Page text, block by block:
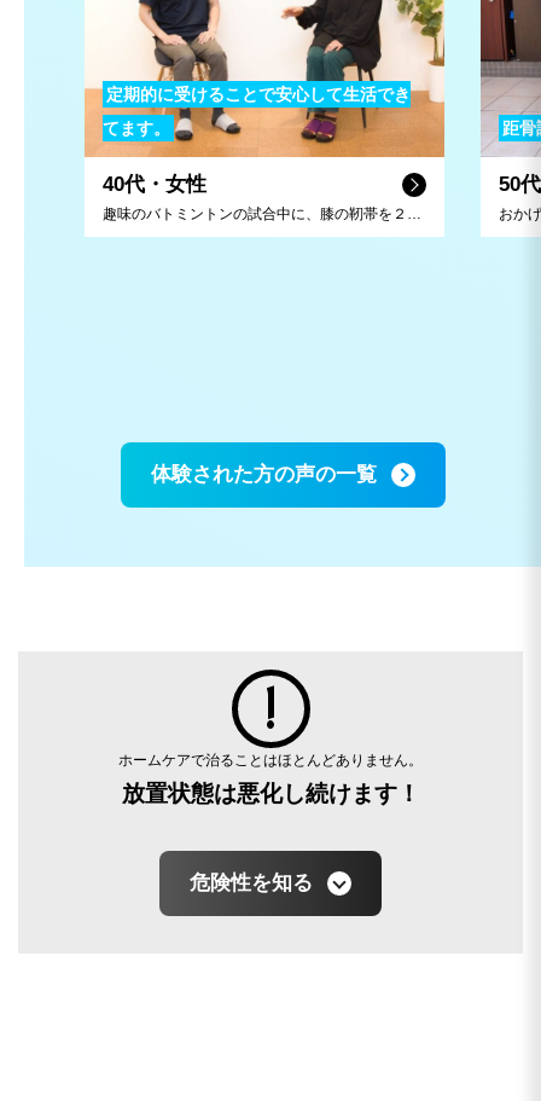
定期的に受けることで安心して生活でき
てます。
40代・女性
趣味のバトミントンの試合中に、膝の靭帯を２本損傷してしまい、即病院送りに。リハビリにも取り組んでいましたが、怪我前の状態には戻らず、「このまま治らないのかな・・・。」と不安を抱えていました。そんな時距骨サロンを見つけ、足の専門的な話や治療プランを提案していただき、継続的に利用することで改善が見られるようになりました。 今では定期メンテナンスをしてもらい、趣味のバドミントンを続けることができています！先生今後もよろしくお願いしています。
距骨
50
体験された方の声の一覧
ホームケアで治ることはほとんどありません。
放置状態は悪化し続けます！
危険性を知る